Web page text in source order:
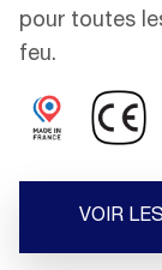
pour toutes
feu.
VOIR